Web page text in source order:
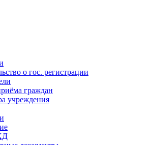
о гос. регистрации
граждан
учреждения